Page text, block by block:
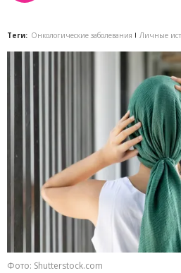
Теги: Онкологические заболевания Личные
Фото: Shutterstock.com